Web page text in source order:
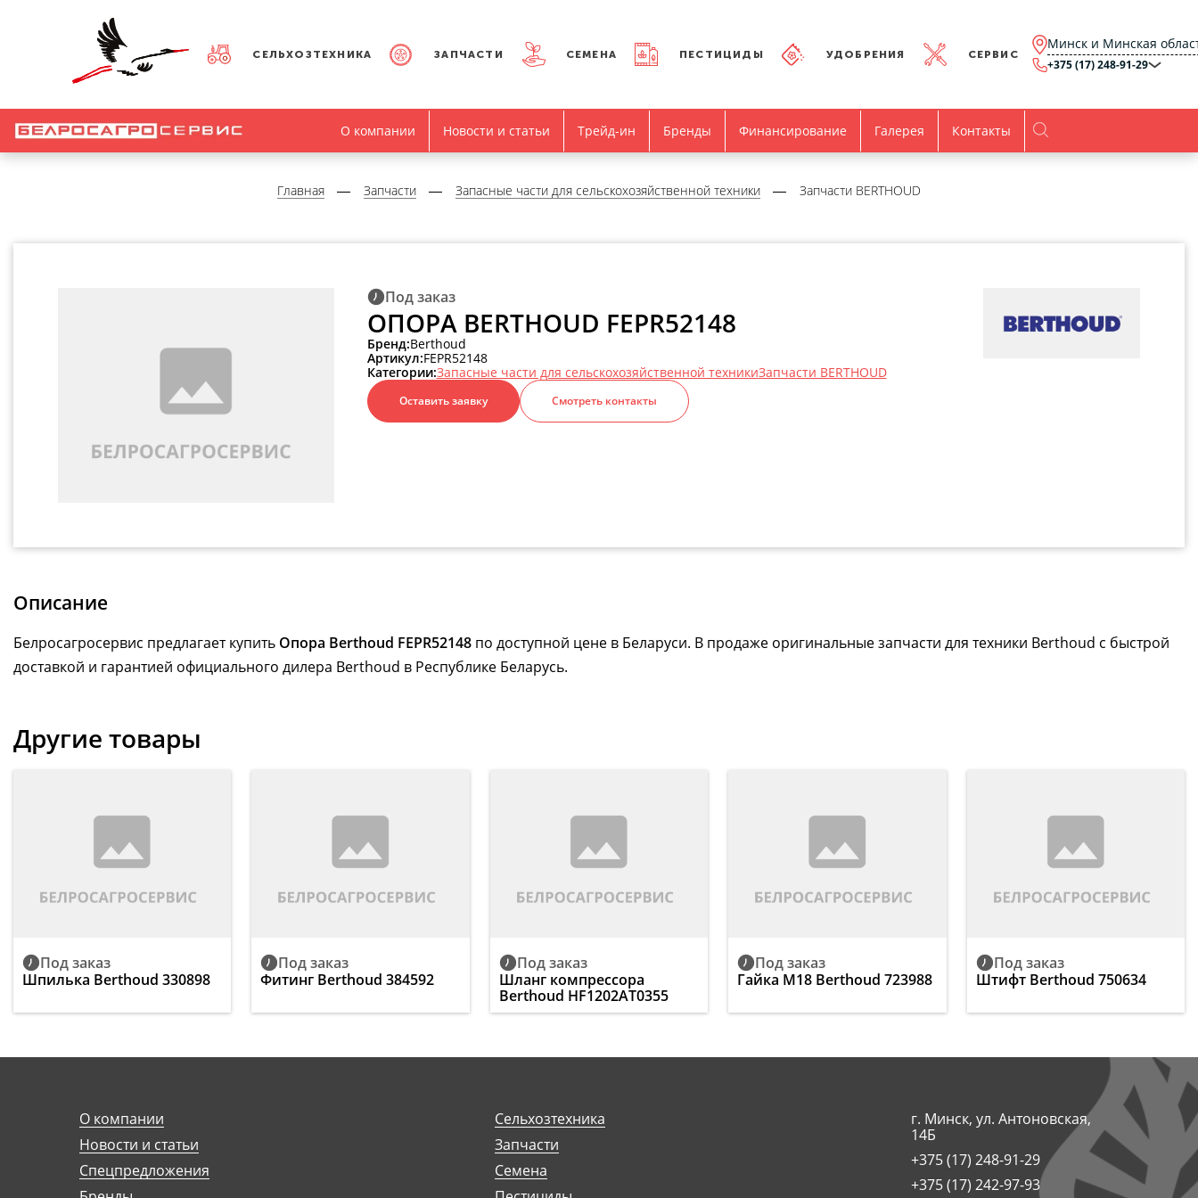
СЕЛЬХОЗТЕХНИКА ЗАПЧАСТИ СЕМЕНА ПЕСТИЦИДЫ УДОБРЕНИЯ СЕРВИС
Минск и Минская
область
Гомель и Гомельская
+375 (17) 248-91-29
office@agro.by
Время работы
Пн-Пт: 8.00-17.00
О компании Новости и статьи Трейд-ин Бренды Финансирование Галерея Контакты
Главная Запчасти Запасные части для сельскохозяйственной техники Запчасти BERTHOUD
Под заказ
ОПОРА BERTHOUD FEPR52148
Бренд:Berthoud
Артикул:FEPR52148
Категории:Запасные части для сельскохозяйственной техникиЗапчасти BERTHOUD
Оставить заявку Смотреть контакты
Описание
Белросагросервис предлагает купить Опора Berthoud FEPR52148 по доступной цене в Беларуси. В продаже оригинальные запчасти для техники Berthoud с быстрой
доставкой и гарантией официального дилера Berthoud в Республике Беларусь.
Другие товары
Под заказ
Шпилька Berthoud 330898
Под заказ
Фитинг Berthoud 384592
Под заказ
Шланг компрессора
Berthoud HF1202AT0355
Под заказ
Гайка M18 Berthoud 723988
Под заказ
Штифт Berthoud 750634
О компании
Новости и статьи
Спецпредложения
Сельхозтехника
Запчасти
Семена
г. Минск, ул. Антоновская,
14Б
+375 (17) 248-91-29
+375 (17) 242-97-93